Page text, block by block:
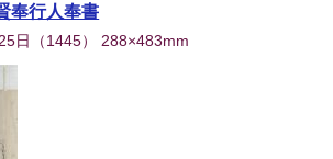
奉行人奉書
日 （1445） 288×483mm